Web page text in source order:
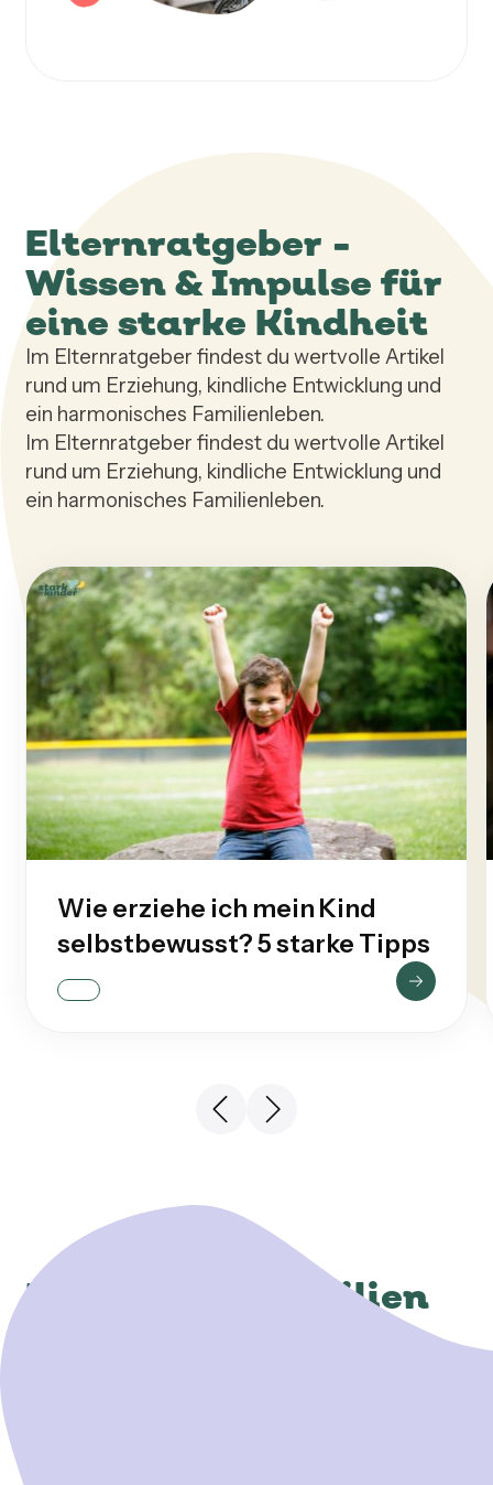
Elternratgeber -
Wissen & Impulse für
eine starke Kindheit
Im Elternratgeber findest du wertvolle Artikel
rund um Erziehung, kindliche Entwicklung und
ein harmonisches Familienleben.
Im Elternratgeber findest du wertvolle Artikel
rund um Erziehung, kindliche Entwicklung und
ein harmonisches Familienleben.
Wie erziehe ich mein Kind
selbstbewusst? 5 starke Tipps
Kinder und Familien